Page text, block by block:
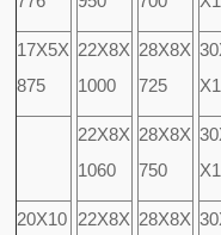
17X5X
875
22X8X
1000
28X8X
725
22X8X
1060
28X8X
750
20X10 22X8X 28X8X